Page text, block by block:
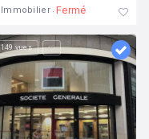
Immobilier Fermé
149 vues